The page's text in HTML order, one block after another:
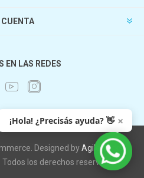
CUENTA
EN LAS REDES
Designed byAgileWorks
los derechos reservados.
¡Hola! ¿Precisás ayuda? 👋 ×